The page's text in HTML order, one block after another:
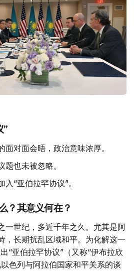
”
对面会晤，政治意味浓厚。
也未被忽略。
“亚伯拉罕协议”。
？其意义何在？
一世纪，多近千年之久。尤其是阿
，长期扰乱区域和平。为化解这一
“亚伯拉罕协议”（又称“伊布拉欣
色列与阿拉伯国家和平关系的谈